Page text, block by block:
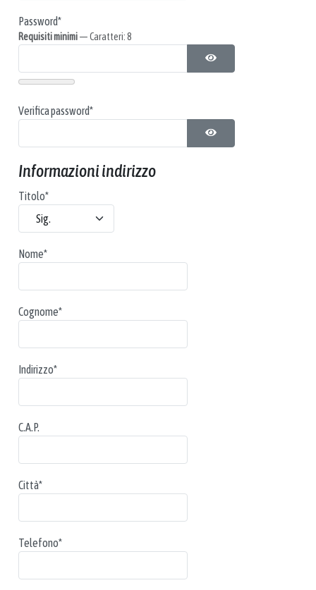
Password*
Requisiti minimi— Caratteri: 8
MOSTRA PASSWORD
Verifica password*
MOSTRA PASSWORD
Informazioni indirizzo
Titolo*
Nome*
Cognome*
Indirizzo*
C.A.P.
Città*
Telefono*